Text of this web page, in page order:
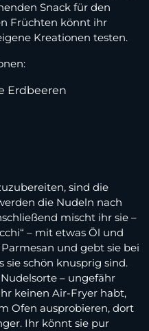
Snack für den
Früchten könnt ihr
Kreationen testen.
Erdbeeren
sind die
die Nudeln nach
mischt ihr sie –
– mit etwas Öl und
und gebt sie bei
sie schön knusprig sind.
– ungefähr
keinen Air-Fryer habt,
Ofen ausprobieren, dort
Ihr könnt sie pur